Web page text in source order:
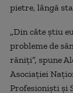
pietre, lângă
„Din câte ştiu
probleme de
răniţi”, spune
Asociaţiei
Profesionişti şi